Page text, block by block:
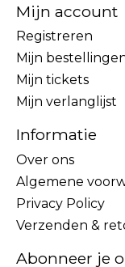
Mijn account
Registreren
Mijn
Mijn tickets
Mijn verlanglijst
Informatie
Over ons
Algemene
Privacy Policy
Verzenden &
Abonneer je